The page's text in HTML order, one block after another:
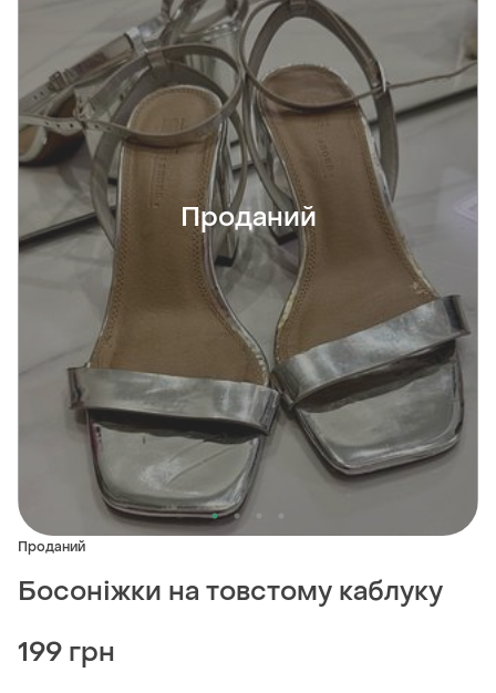
Проданий
Проданий
Босоніжки на товстому каблуку
199 грн